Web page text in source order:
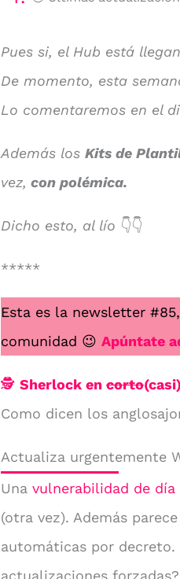
Pues si, el Hub está
De momento, esta
Lo comentaremos en el
Además los Kits de
vez, con polémica.
Dicho esto, al lío 👇👇
*****
Esta es la newsletter
comunidad 😉 Apúntate
🕵 Sherlock en corto
Como dicen los
Actualiza urgentemente
Una vulnerabilidad de
(otra vez). Además
automáticas por decreto.
actualizaciones forzadas?